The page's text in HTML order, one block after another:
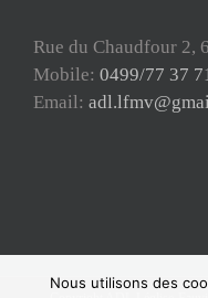
Rue du Chaudfour 2,
Mobile: 0499/77 37
Email:
Nous utilisons des